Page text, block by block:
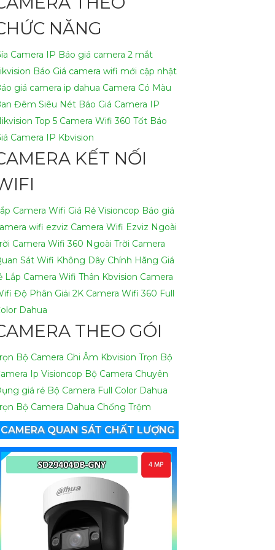
NĂNG
Camera IP Báo giá camera 2 mắt
Báo Giá camera wifi mới cập nhật
giá camera ip dahua Camera Có Màu
Đêm Siêu Nét Báo Giá Camera IP
Top 5 Camera Wifi 360 Tốt Báo
Camera IP Kbvision
KẾT NỐI
Camera Wifi Giá Rẻ Visioncop Báo giá
wifi ezviz Camera Wifi Ezviz Ngoài
Camera Wifi 360 Ngoài Trời Camera
Sát Wifi Không Dây Chính Hãng Giá
Lắp Camera Wifi Thân Kbvision Camera
Độ Phân Giải 2K Camera Wifi 360 Full
Dahua
THEO GÓI
Bộ Camera Ghi Âm Kbvision Trọn Bộ
Ip Visioncop Bộ Camera Chuyên
giá rẻ Bộ Camera Full Color Dahua
Bộ Camera Dahua Chống Trộm
CAMERA QUAN SÁT CHẤT LƯỢNG